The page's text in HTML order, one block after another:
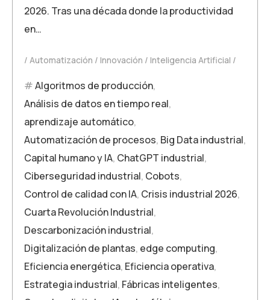
2026. Tras una década donde la productividad
en…
Automatización Innovación Inteligencia Artificial
Algoritmos de producción,
Análisis de datos en tiempo real,
aprendizaje automático,
Automatización de procesos, Big Data industrial,
Capital humano y IA, ChatGPT industrial,
Ciberseguridad industrial, Cobots,
Control de calidad con IA, Crisis industrial 2026,
Cuarta Revolución Industrial,
Descarbonización industrial,
Digitalización de plantas, edge computing,
Eficiencia energética, Eficiencia operativa,
Estrategia industrial, Fábricas inteligentes,